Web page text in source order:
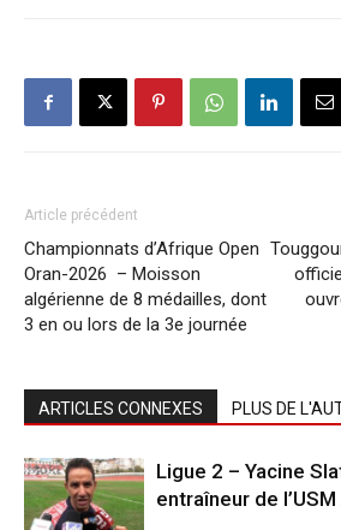
Article précédent
Championnats d’Afrique Open
Oran-2026 – Moisson
algérienne de 8 médailles, dont
3 en ou lors de la 3e journée
ARTICLES CONNEXES PLUS DE
Ligue 2 – Yacine
entraîneur de